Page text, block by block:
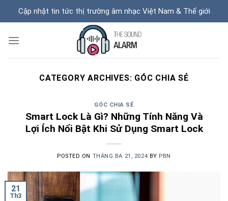
Cập nhật tin tức thị trường âm nhạc Việt Nam & Thế giới
CATEGORY ARCHIVES: GÓC CHIA SẺ
GÓC CHIA SẺ
Smart Lock Là Gì? Những Tính Năng Và
Lợi Ích Nổi Bật Khi Sử Dụng Smart Lock
POSTED ON THÁNG BA 21, 2024 BY PBN
21
Th3